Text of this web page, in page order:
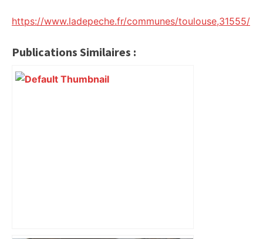
https://www.ladepeche.fr/communes/toulouse,31555/
Publications Similaires :